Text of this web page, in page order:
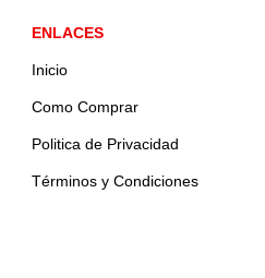
ENLACES
Inicio
Como Comprar
Politica de Privacidad
Términos y Condiciones